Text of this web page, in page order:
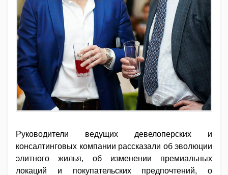
Руководители ведущих девелоперских и
консалтинговых компании рассказали об эволюции
элитного жилья, об изменении премиальных
локаций и покупательских предпочтений, о